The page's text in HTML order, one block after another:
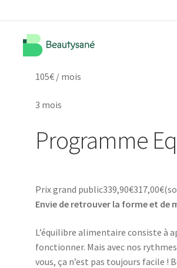
105€ / mois
3 mois
Programme
Prix grand public339,90€317,00€
Envie de retrouver la forme et de
L’équilibre alimentaire consiste à
fonctionner. Mais avec nos
vous, ça n’est pas toujours facile